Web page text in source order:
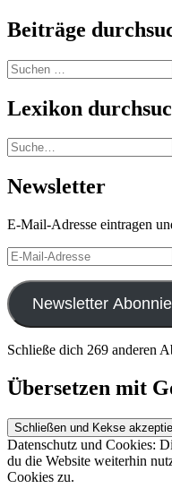
Beiträge
Suchen
nach:
Lexikon
Suche
Newsletter
E-Mail-Adresse eintragen
E-
Mail-
Adresse
Newsletter
Schließe dich 269 anderen
Übersetzen mit
Datenschutz und Cookies:
du die Website weiterhin
Cookies zu.